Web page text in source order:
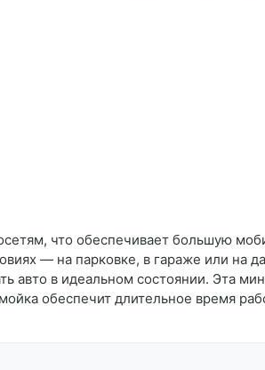
что обеспечивает большую
— на парковке, в гараже или на
авто в идеальном состоянии. Эта
обеспечит длительное время